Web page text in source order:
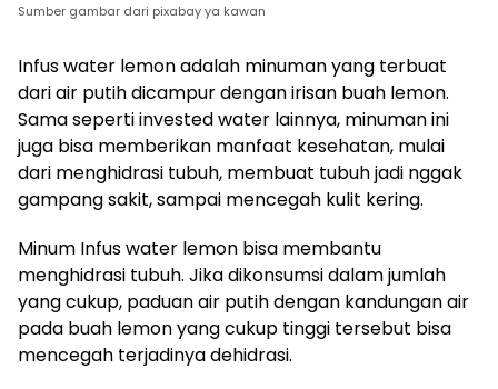
Sumber gambar dari pixabay ya kawan
Infus water lemon adalah minuman yang terbuat
dari air putih dicampur dengan irisan buah lemon.
Sama seperti invested water lainnya, minuman ini
juga bisa memberikan manfaat kesehatan, mulai
dari menghidrasi tubuh, membuat tubuh jadi nggak
gampang sakit, sampai mencegah kulit kering.
Minum Infus water lemon bisa membantu
menghidrasi tubuh. Jika dikonsumsi dalam jumlah
yang cukup, paduan air putih dengan kandungan air
pada buah lemon yang cukup tinggi tersebut bisa
mencegah terjadinya dehidrasi.